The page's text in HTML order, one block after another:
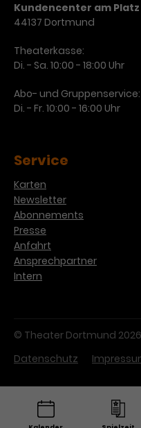
Kundencenter am
44137 Dortmund
Theaterkasse:
Di. - Sa. 10:00 - 18:00 Uhr
Abo- und Gruppenservice:
Di. - Fr. 10:00 - 16:00 Uhr
Service
Karten
Newsletter
Abonnements
Presse
Anfahrt
Ansprechpartner
Intern
© Theater Dortmund 2026
Datenschutz